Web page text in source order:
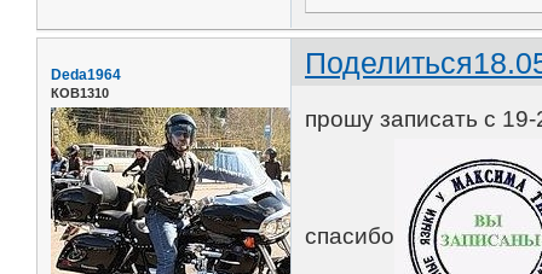
Поделиться
Deda1964
КОВ1310
прошу записать с
спасибо